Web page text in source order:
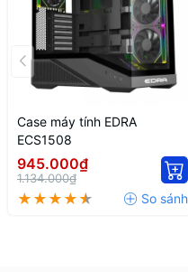
Case máy tính EDRA
ECS1508
945.000₫
1.134.000₫